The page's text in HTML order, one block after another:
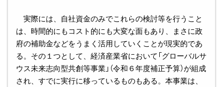
実際には、自社資金のみでこれらの検討等を行うこと
は、時間的にもコスト的にも大変な面もあり、まさに政
府の補助金などをうまく活用していくことが現実的であ
る。その１つとして、経済産業省において「グローバルサ
ウス未来志向型共創等事業」（令和６年度補正予算）が組成
され、すでに実行に移っているものもある。本事業は、